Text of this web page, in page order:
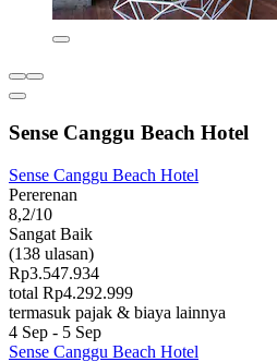
Sense Canggu Beach Hotel
Sense Canggu Beach Hotel
Pererenan
8,2/10
Sangat Baik
(138 ulasan)
Rp3.547.934
total Rp4.292.999
termasuk pajak & biaya lainnya
4 Sep - 5 Sep
Sense Canggu Beach Hotel